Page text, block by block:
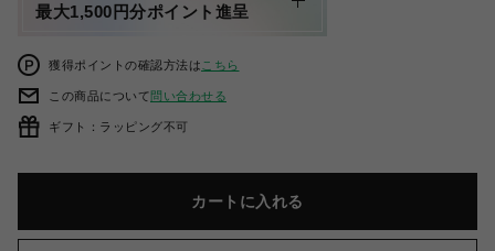
最大1,500円分ポイント進呈
獲得ポイントの確認方法は こちら
この商品について問い合わせる
ギフト：ラッピング不可
カートに入れる